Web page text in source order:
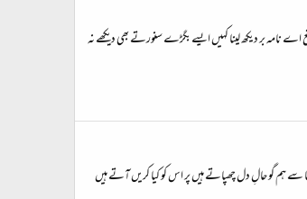
اے نامہ بر دیکھ لینا کہیں ایسے بگڑے سنورتے بھی دیکھے نہ
ہم گو حالِ دل چھپاتے ہیں پر اس کو کیا کریں آتے ہیں